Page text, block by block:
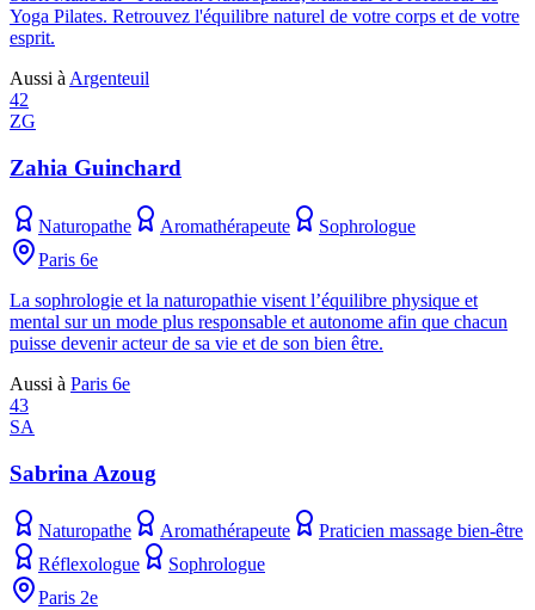
Yoga Pilates. Retrouvez l'équilibre naturel de votre corps et de votre
esprit.
Aussi àArgenteuil
42
ZG
Zahia Guinchard
Naturopathe Aromathérapeute
Sophrologue
Paris 6e
La sophrologie et la naturopathie visent l’équilibre physique et
mental sur un mode plus responsable et autonome afin que chacun
puisse devenir acteur de sa vie et de son bien être.
Aussi à Paris 6e
43
SA
Sabrina Azoug
Naturopathe Aromathérapeute
Praticien massage bien-être
Réflexologue
Sophrologue
Paris 2e